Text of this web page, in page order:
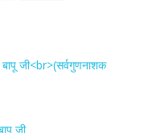
जी<br>(सर्वगुणनाशक
जी